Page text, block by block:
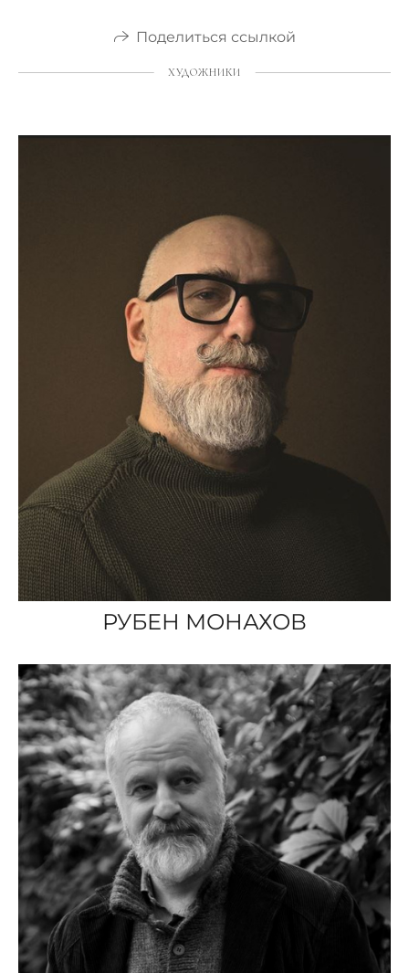
Поделиться ссылкой
ХУДОЖНИКИ
РУБЕН МОНАХОВ